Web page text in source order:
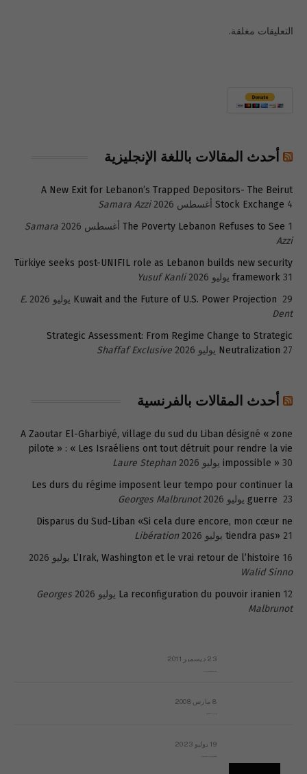
التعليقات مغلقة.
أحدث المقالات باللغة الإنجليزية
A New Exit for Lebanon’s Trapped Depositors- The Beirut
Stock Exchange 4 أغسطس 2026
Samara Azzi
The Poverty Lebanon Refuses to See 1 أغسطس 2026
Samara
Azzi
Türkiye seeks post-UNIFIL role as Lebanon builds new security
framework 31 يوليو 2026
Yusuf Kanli
Kuwait and the Future of U.S. Power Projection 29 يوليو 2026
E.
Dent
Strategic Assessment: From Regime Change to Strategic
Neutralization 27 يوليو 2026 Shaffaf Exclusive
أحدث المقالات بالفرنسية
A Zaoutar El-Gharbiyé, village du sud du Liban désigné « zone
pilote » : « Les Israéliens ont tout détruit pour rendre la vie
impossible » 30 يوليو 2026
Laure Stephan
Les durs du régime imposent leur tempo pour continuer la
guerre 23 يوليو 2026
Georges Malbrunot
Disparus du Sud-Liban «Si cela dure encore, mon cœur ne
tiendra pas» 21 يوليو 2026
Libération
L’Irak, Washington et le vrai retour de l’histoire 16 يوليو 2026
Walid Sinno
La reconfiguration du pouvoir iranien 12 يوليو 2026
Georges
Malbrunot
23 ديسمبر 2011
8 مارس 2008
19 يوليو 2023